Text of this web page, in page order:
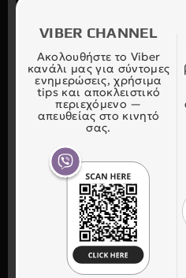
VIBER CHANNEL
Ακολουθήστε το Viber
κανάλι μας για σύντομες
ενημερώσεις, χρήσιμα
tips και αποκλειστικό
περιεχόμενο —
απευθείας στο κινητό
σας.
PHOTO